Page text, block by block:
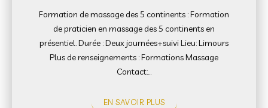
Formation de massage des 5 continents : Formation
de praticien en massage des 5 continents en
présentiel. Durée : Deux journées+suivi Lieu: Limours
Plus de renseignements : Formations Massage
Contact:…
EN SAVOIR PLUS